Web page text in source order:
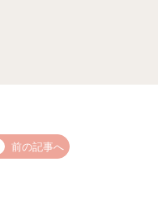
前の記事へ